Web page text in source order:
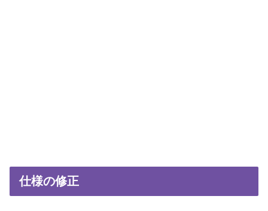
仕様の修正